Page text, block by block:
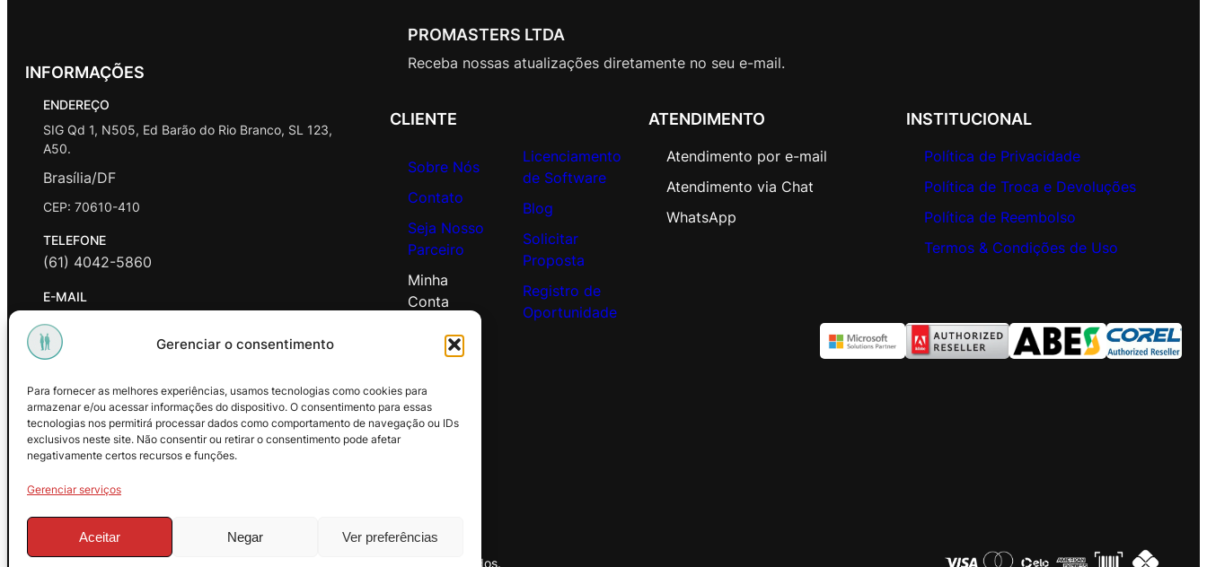
Gerenciar o consentimento
Para fornecer as melhores experiências, usamos tecnologias como cookies para
armazenar e/ou acessar informações do dispositivo. O consentimento para essas
tecnologias nos permitirá processar dados como comportamento de navegação ou IDs
exclusivos neste site. Não consentir ou retirar o consentimento pode afetar
negativamente certos recursos e funções.
Gerenciar serviços
Aceitar Negar Ver preferências
INFORMAÇÕES
ENDEREÇO
SIG Qd 1, N505, Ed Barão do Rio Branco, SL 123,
A50.
Brasília/DF
CEP: 70610-410
TELEFONE
(61) 4042-5860
E-MAIL
contato@promasters.net.br
HORÁRIO DE ATENDIMENTO
Facebook Instagram Youtube
PROMASTERS LTDA
Receba nossas atualizações diretamente no seu e-mail.
CLIENTE
Sobre Nós
Contato
Seja Nosso
Parceiro
Minha
Conta
Licenciamento
de Software
Blog
Solicitar
Proposta
Registro de
Oportunidade
ATENDIMENTO
Atendimento por e-mail
Atendimento via Chat
WhatsApp
INSTITUCIONAL
Política de Privacidade
Política de Troca e Devoluções
Política de Reembolso
Termos & Condições de Uso
© 2025 – ProMasters. CNPJ: 18.269.230/0001-16. Todos os direitos reservados.